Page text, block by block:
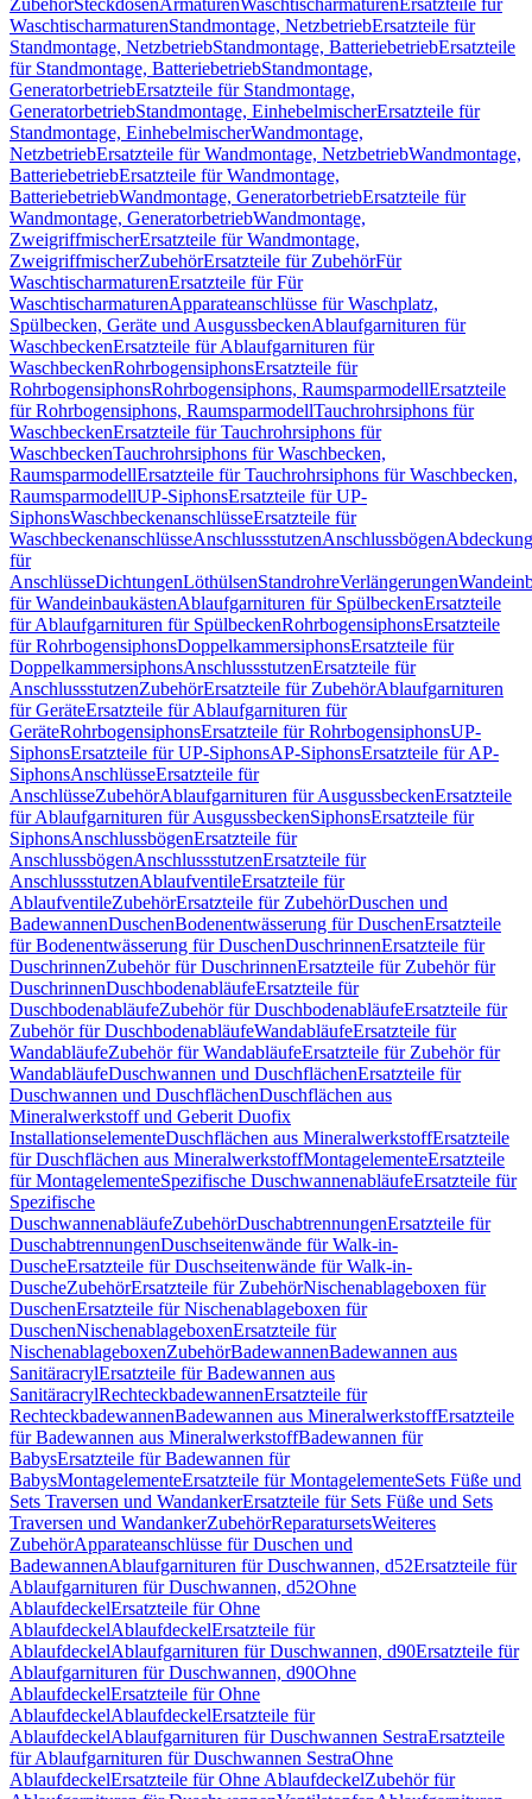
ZubehörSteckdosenArmaturenWaschtischarmaturen Ersatzteile für
WaschtischarmaturenStandmontage, NetzbetriebErsatzteile für
Standmontage, NetzbetriebStandmontage, BatteriebetriebErsatzteile
für Standmontage, BatteriebetriebStandmontage,
GeneratorbetriebErsatzteile für Standmontage,
GeneratorbetriebStandmontage, EinhebelmischerErsatzteile für
Standmontage, EinhebelmischerWandmontage,
NetzbetriebErsatzteile für Wandmontage, NetzbetriebWandmontage,
BatteriebetriebErsatzteile für Wandmontage,
BatteriebetriebWandmontage, GeneratorbetriebErsatzteile für
Wandmontage, GeneratorbetriebWandmontage,
ZweigriffmischerErsatzteile für Wandmontage,
ZweigriffmischerZubehörErsatzteile für ZubehörFür
WaschtischarmaturenErsatzteile für Für
WaschtischarmaturenApparateanschlüsse für Waschplatz,
Spülbecken, Geräte und AusgussbeckenAblaufgarnituren für
WaschbeckenErsatzteile für Ablaufgarnituren für
WaschbeckenRohrbogensiphonsErsatzteile für
RohrbogensiphonsRohrbogensiphons, RaumsparmodellErsatzteile
für Rohrbogensiphons, RaumsparmodellTauchrohrsiphons für
WaschbeckenErsatzteile für Tauchrohrsiphons für
WaschbeckenTauchrohrsiphons für Waschbecken,
RaumsparmodellErsatzteile für Tauchrohrsiphons für Waschbecken,
RaumsparmodellUP-SiphonsErsatzteile für UP-
SiphonsWaschbeckenanschlüsseErsatzteile für
WaschbeckenanschlüsseAnschlussstutzenAnschlussbögen
für
AnschlüsseDichtungenLöthülsenStandrohreVerlängerungen
für WandeinbaukästenAblaufgarnituren für SpülbeckenErsatzteile
für Ablaufgarnituren für SpülbeckenRohrbogensiphonsErsatzteile
für RohrbogensiphonsDoppelkammersiphonsErsatzteile für
DoppelkammersiphonsAnschlussstutzenErsatzteile für
AnschlussstutzenZubehörErsatzteile für ZubehörAblaufgarnituren
für GeräteErsatzteile für Ablaufgarnituren für
GeräteRohrbogensiphonsErsatzteile für RohrbogensiphonsUP-
SiphonsErsatzteile für UP-SiphonsAP-SiphonsErsatzteile für AP-
SiphonsAnschlüsseErsatzteile für
AnschlüsseZubehörAblaufgarnituren für AusgussbeckenErsatzteile
für Ablaufgarnituren für AusgussbeckenSiphonsErsatzteile für
SiphonsAnschlussbögenErsatzteile für
AnschlussbögenAnschlussstutzenErsatzteile für
AnschlussstutzenAblaufventileErsatzteile für
AblaufventileZubehörErsatzteile für ZubehörDuschen und
BadewannenDuschenBodenentwässerung für DuschenErsatzteile
für Bodenentwässerung für DuschenDuschrinnenErsatzteile für
DuschrinnenZubehör für DuschrinnenErsatzteile für Zubehör für
DuschrinnenDuschbodenabläufeErsatzteile für
DuschbodenabläufeZubehör für DuschbodenabläufeErsatzteile für
Zubehör für DuschbodenabläufeWandabläufeErsatzteile für
WandabläufeZubehör für WandabläufeErsatzteile für Zubehör für
WandabläufeDuschwannen und DuschflächenErsatzteile für
Duschwannen und DuschflächenDuschflächen aus
Mineralwerkstoff und Geberit Duofix
InstallationselementeDuschflächen aus MineralwerkstoffErsatzteile
für Duschflächen aus MineralwerkstoffMontagelementeErsatzteile
für MontagelementeSpezifische DuschwannenabläufeErsatzteile für
Spezifische
DuschwannenabläufeZubehörDuschabtrennungenErsatzteile für
DuschabtrennungenDuschseitenwände für Walk-in-
DuscheErsatzteile für Duschseitenwände für Walk-in-
DuscheZubehörErsatzteile für ZubehörNischenablageboxen für
DuschenErsatzteile für Nischenablageboxen für
DuschenNischenablageboxenErsatzteile für
NischenablageboxenZubehörBadewannenBadewannen aus
SanitäracrylErsatzteile für Badewannen aus
SanitäracrylRechteckbadewannenErsatzteile für
RechteckbadewannenBadewannen aus MineralwerkstoffErsatzteile
für Badewannen aus MineralwerkstoffBadewannen für
BabysErsatzteile für Badewannen für
BabysMontagelementeErsatzteile für MontagelementeSets Füße und
Sets Traversen und WandankerErsatzteile für Sets Füße und Sets
Traversen und WandankerZubehörReparatursetsWeiteres
ZubehörApparateanschlüsse für Duschen und
BadewannenAblaufgarnituren für Duschwannen, d52Ersatzteile für
Ablaufgarnituren für Duschwannen, d52Ohne
AblaufdeckelErsatzteile für Ohne
AblaufdeckelAblaufdeckelErsatzteile für
AblaufdeckelAblaufgarnituren für Duschwannen, d90Ersatzteile für
Ablaufgarnituren für Duschwannen, d90Ohne
AblaufdeckelErsatzteile für Ohne
AblaufdeckelAblaufdeckelErsatzteile für
AblaufdeckelAblaufgarnituren für Duschwannen SestraErsatzteile
für Ablaufgarnituren für Duschwannen SestraOhne
AblaufdeckelErsatzteile für Ohne AblaufdeckelZubehör für